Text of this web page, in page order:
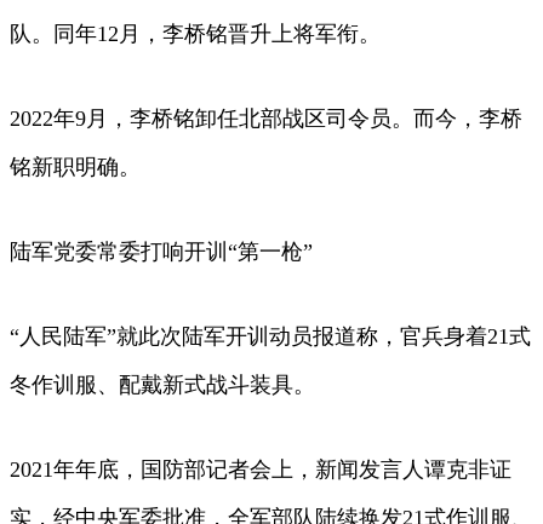
队。同年12月，李桥铭晋升上将军衔。
2022年9月，李桥铭卸任北部战区司令员。而今，李桥
铭新职明确。
陆军党委常委打响开训“第一枪”
“人民陆军”就此次陆军开训动员报道称，官兵身着21式
冬作训服、配戴新式战斗装具。
2021年年底，国防部记者会上，新闻发言人谭克非证
实，经中央军委批准，全军部队陆续换发21式作训服、